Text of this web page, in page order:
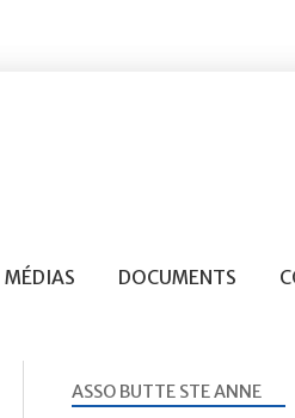
MÉDIAS DOCUMENTS
ASSO BUTTE STE ANNE